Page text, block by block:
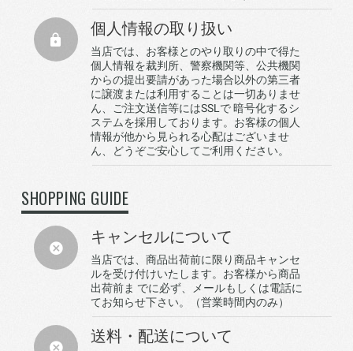
個人情報の取り扱い
当店では、お客様とのやり取りの中で得た
個人情報を裁判所、警察機関等、公共機関
からの提出要請があった場合以外の第三者
に譲渡または利用することは一切ありませ
ん、ご注文送信等にはSSLで 暗号化するシ
ステムを採用しております。お客様の個人
情報が他から見られる心配はございませ
ん、どうぞご安心してご利用ください。
SHOPPING GUIDE
キャンセルについて
当店では、商品出荷前に限り商品キャンセ
ルを受け付けいたします。お客様から商品
出荷前ま でに必ず、メールもしくは電話に
てお知らせ下さい。（営業時間内のみ）
送料・配送について